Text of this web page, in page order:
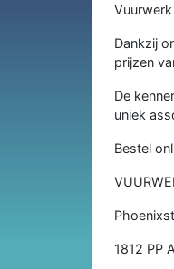
Dankzij
prijzen
De
uniek
Bestel
1812 PP